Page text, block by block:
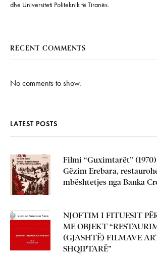
dhe Universiteti Politeknik të Tiranës.
RECENT COMMENTS
No comments to show.
LATEST POSTS
Filmi “Guximtarët”
Gëzim Erebara,
mbështetjes nga Banka
NJOFTIM I FITUESIT
ME OBJEKT
(GJASHTË) FILMAVE
SHQIPTARË”